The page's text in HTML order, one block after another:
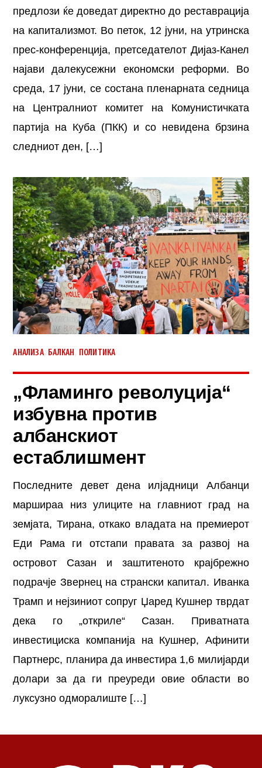
предлози ќе доведат директно до реставрација
на капитализмот. Во петок, 12 јуни, на утринска
прес-конференција, претседателот Дијаз-Канел
најави далекусежни економски реформи. Во
среда, 17 јуни, се состана пленарната седница
на Централниот комитет на Комунистичката
партија на Куба (ПКК) и со невидена брзина
следниот ден, […]
АНАЛИЗА, БАЛКАН ПОЛИТИКА
„Фламинго револуција“
избувна против
албанскиот
естаблишмент
Последните девет дена илјадници Албанци
маршираа низ улиците на главниот град на
земјата, Тирана, откако владата на премиерот
Еди Рама ги отстапи правата за развој на
островот Сазан и заштитеното крајбрежно
подрачје Звернец на странски капитал. Иванка
Трамп и нејзиниот сопруг Џаред Кушнер тврдат
дека го „откриле“ Сазан. Приватната
инвестициска компанија на Кушнер, Афинити
Партнерс, планира да инвестира 1,6 милијарди
долари за да ги преуреди овие области во
луксузно одморалиште […]